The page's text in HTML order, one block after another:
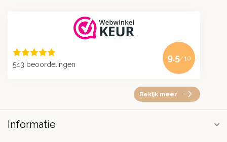
543 beoordelingen
9.5/10
Bekijk meer
Informatie